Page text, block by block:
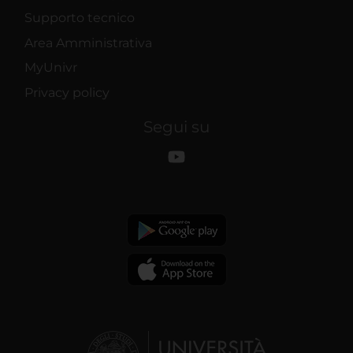
Supporto tecnico
Area Amministrativa
MyUnivr
Privacy policy
Segui su